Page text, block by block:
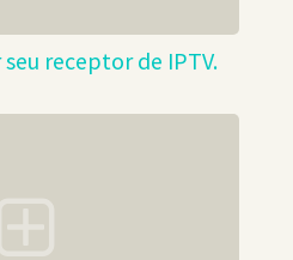
receptor de IPTV.